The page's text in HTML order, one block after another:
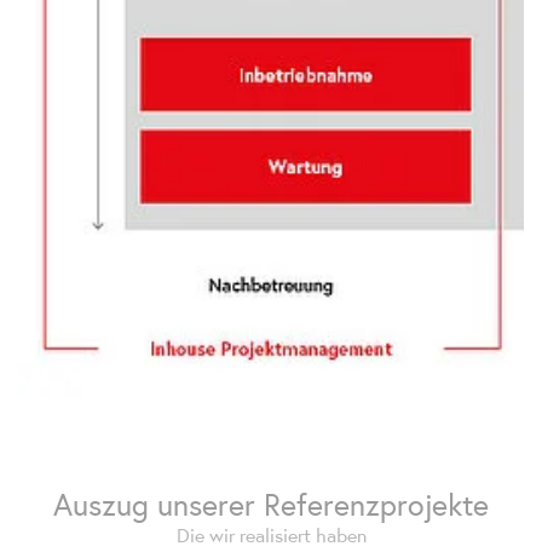
Auszug unserer Referenzprojekte
Die wir realisiert haben